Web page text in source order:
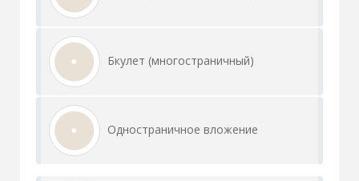
Бкулет (многостраничный)
Одностраничное вложение